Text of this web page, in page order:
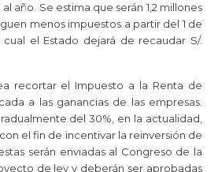
al año. Se estima que serán 1,2 millones
menos impuestos a partir del 1 de
el Estado dejará de recaudar S/.
recortar el Impuesto a la Renta de
a las ganancias de las empresas.
del 30%, en la actualidad,
con el fin de incentivar la reinversión de
serán enviadas al Congreso de la
de ley y deberán ser aprobadas